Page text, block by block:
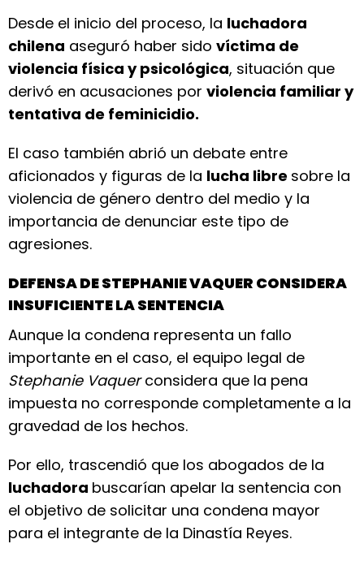
Desde el inicio del proceso, la luchadora
chilena aseguró haber sido víctima de
violencia física y psicológica, situación que
derivó en acusaciones por violencia familiar y
tentativa de feminicidio.
El caso también abrió un debate entre
aficionados y figuras de la lucha libre sobre la
violencia de género dentro del medio y la
importancia de denunciar este tipo de
agresiones.
DEFENSA DE STEPHANIE VAQUER CONSIDERA
INSUFICIENTE LA SENTENCIA
Aunque la condena representa un fallo
importante en el caso, el equipo legal de
Stephanie Vaquerconsidera que la pena
impuesta no corresponde completamente a la
gravedad de los hechos.
Por ello, trascendió que los abogados de la
luchadora buscarían apelar la sentencia con
el objetivo de solicitar una condena mayor
para el integrante de la Dinastía Reyes.